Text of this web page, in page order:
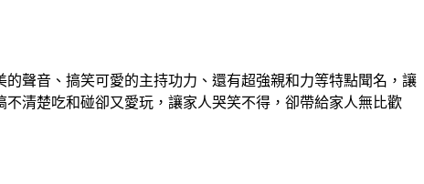
聲音、搞笑可愛的主持功力、還有超強親和力等特點聞名，讓
清楚吃和碰卻又愛玩，讓家人哭笑不得，卻帶給家人無比歡